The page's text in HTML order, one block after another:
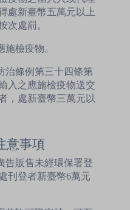
處新臺幣五萬元以上
次處罰。
檢疫物。
治條例第三十四條第
入之應施檢疫物送交
，處新臺幣三萬元以
意事項
告販售未經環保署登
刊登者新臺幣6萬元